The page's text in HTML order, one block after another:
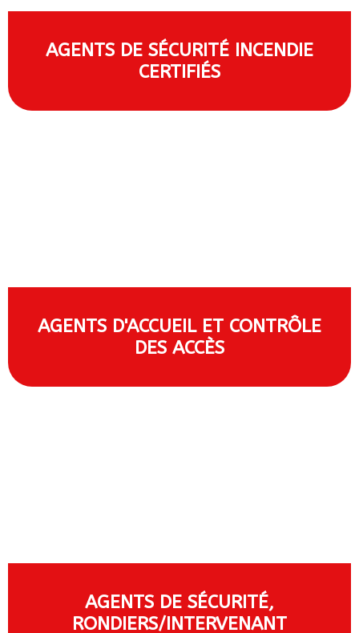
AGENTS DE SÉCURITÉ INCENDIE
CERTIFIÉS
AGENTS D'ACCUEIL ET CONTRÔLE
DES ACCÈS
AGENTS DE SÉCURITÉ,
RONDIERS/INTERVENANT